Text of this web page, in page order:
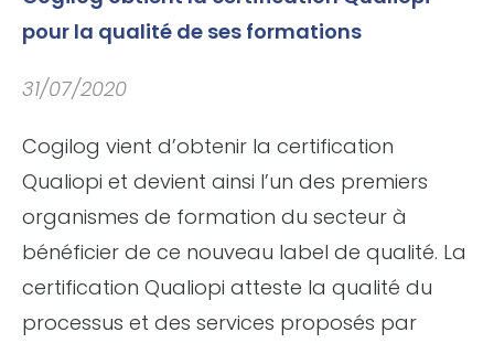
pour la qualité de ses formations
31/07/2020
Cogilog vient d’obtenir la certification
Qualiopi et devient ainsi l’un des premiers
organismes de formation du secteur à
bénéficier de ce nouveau label de qualité. La
certification Qualiopi atteste la qualité du
processus et des services proposés par